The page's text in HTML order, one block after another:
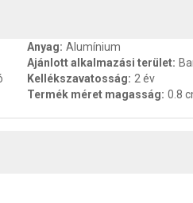
Anyag: Alumínium
Ajánlott alkalmazási terület:
Kellékszavatosság: 2 év
Termék méret magasság: 0.8